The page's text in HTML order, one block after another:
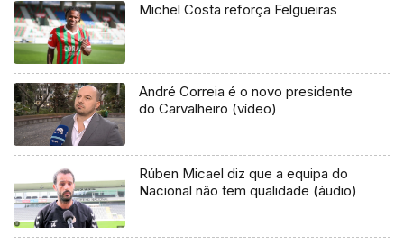
Michel Costa reforça Felgueiras
André Correia é o novo presidente
do Carvalheiro (vídeo)
Rúben Micael diz que a equipa do
Nacional não tem qualidade (áudio)